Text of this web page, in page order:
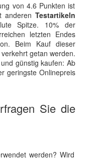
von 4.6 Punkten ist
anderen Testartikeln
Spitze. 10% der
letzten Endes
Beim Kauf dieser
getan werden.
günstig kaufen: Ab
geringste Onlinepreis
Sie die
werden? Wird